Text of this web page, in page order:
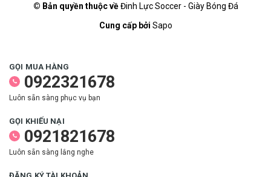
© Bản quyền thuộc vềĐinh Lực Soccer - Giày Bóng Đá
Cung cấp bởi Sapo
GỌI MUA HÀNG
0922321678
Luôn sẵn sàng phục vụ bạn
GỌI KHIẾU NẠI
0921821678
Luôn sẵn sàng lắng nghe